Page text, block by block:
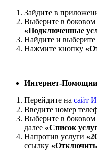
Зайдите в
Выберите в
«Подключенные
Найдите и выберите
Нажмите кнопку
Интернет-
Перейдите на сайт
Введите номер
Выберите в
далее «Список
Напротив услуги
ссылку